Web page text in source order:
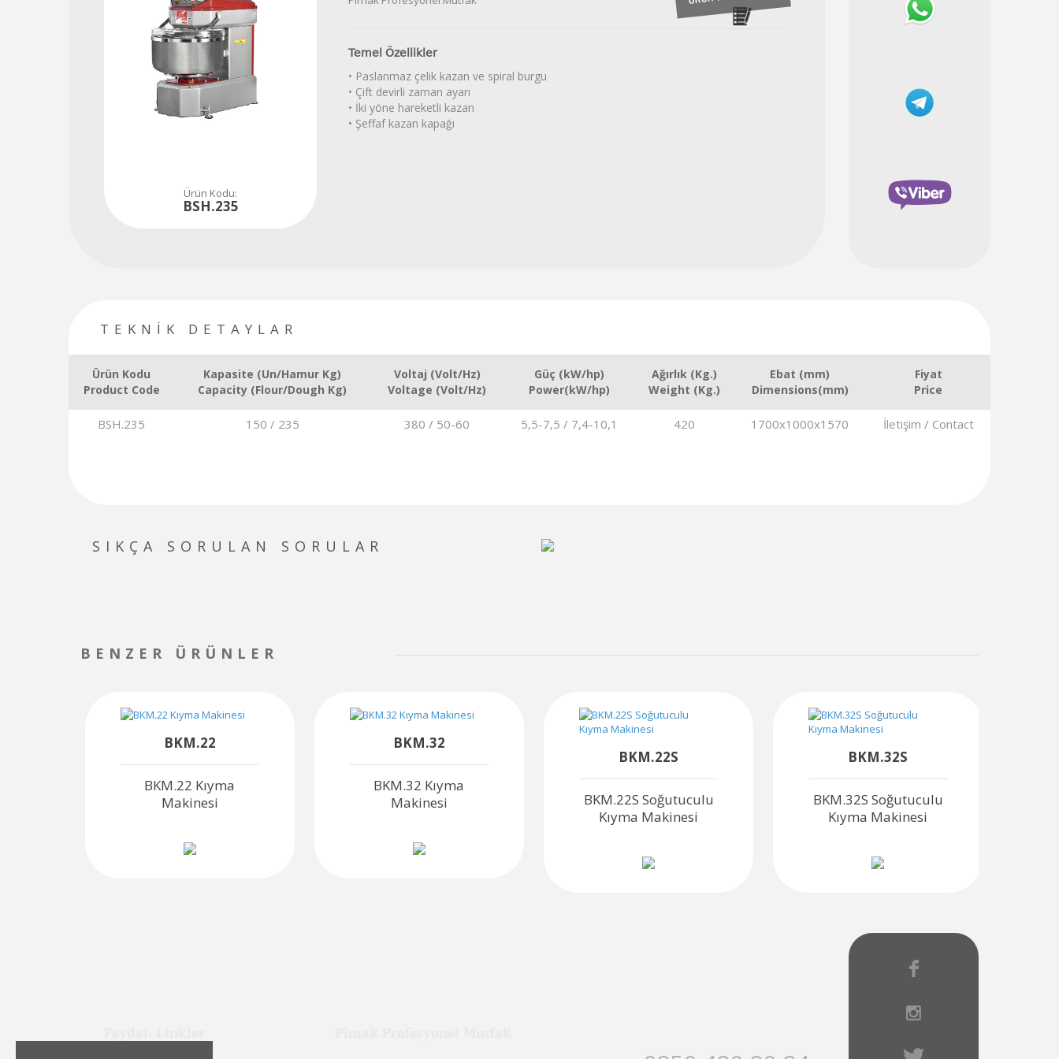
Ürün Kodu:
BSH.235
Temel Özellikler
• Paslanmaz çelik kazan ve spiral burgu
• Çift devirli zaman ayarı
• İki yöne hareketli kazan
• Şeffaf kazan kapağı
TEKNİK DETAYLAR
Ürün Kodu
Product Code
Kapasite (Un/Hamur Kg)
Capacity (Flour/Dough Kg)
Voltaj (Volt/Hz)
Voltage (Volt/Hz)
Güç (kW/hp)
Power(kW/hp)
Ağırlık (Kg.)
Weight (Kg.)
Ebat (mm)
Dimensions(mm)
Fiyat
Price
BSH.235 150 / 235 380 / 50-60 5,5-7,5 / 7,4-10,1 420 1700x1000x1570 İletişim / Contact
SIKÇA SORULAN SORULAR
BENZER ÜRÜNLER
BKM.22
BKM.22 Kıyma
Makinesi
BKM.32
BKM.32 Kıyma
Makinesi
BKM.22S
BKM.22S Soğutuculu
Kıyma Makinesi
BKM.32S
BKM.32S Soğutuculu
Kıyma Makinesi